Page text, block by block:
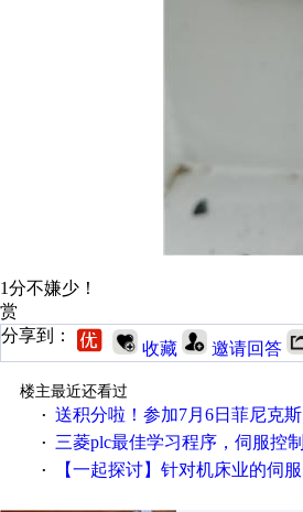
1分不嫌少！
赏
分享到：
收藏 邀请回答
楼主最近还看过
· 送积分啦！参加7月6日菲尼克斯在线研讨会即得
· 三菱plc最佳学习程序，伺服控制，各种报警，注释详细，看的懂，学得快！
· 【一起探讨】针对机床业的伺服系统发展，您的期望是什么？